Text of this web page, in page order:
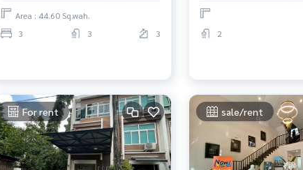
Area : 44.60 Sq.wah.
3
3 3 2
For rent sale/rent